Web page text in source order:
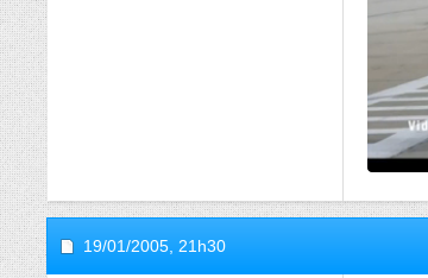
19/01/2005, 21h30